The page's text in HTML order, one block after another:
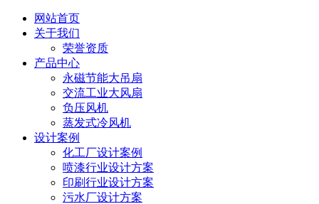
网站首页
关于我们
荣誉资质
产品中心
永磁节能大吊扇
交流工业大风扇
负压风机
蒸发式冷风机
设计案例
化工厂设计案例
喷漆行业设计方案
印刷行业设计方案
污水厂设计方案